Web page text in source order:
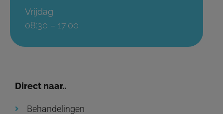
Vrijdag
08:30 – 17:00
Direct naar..
Behandelingen